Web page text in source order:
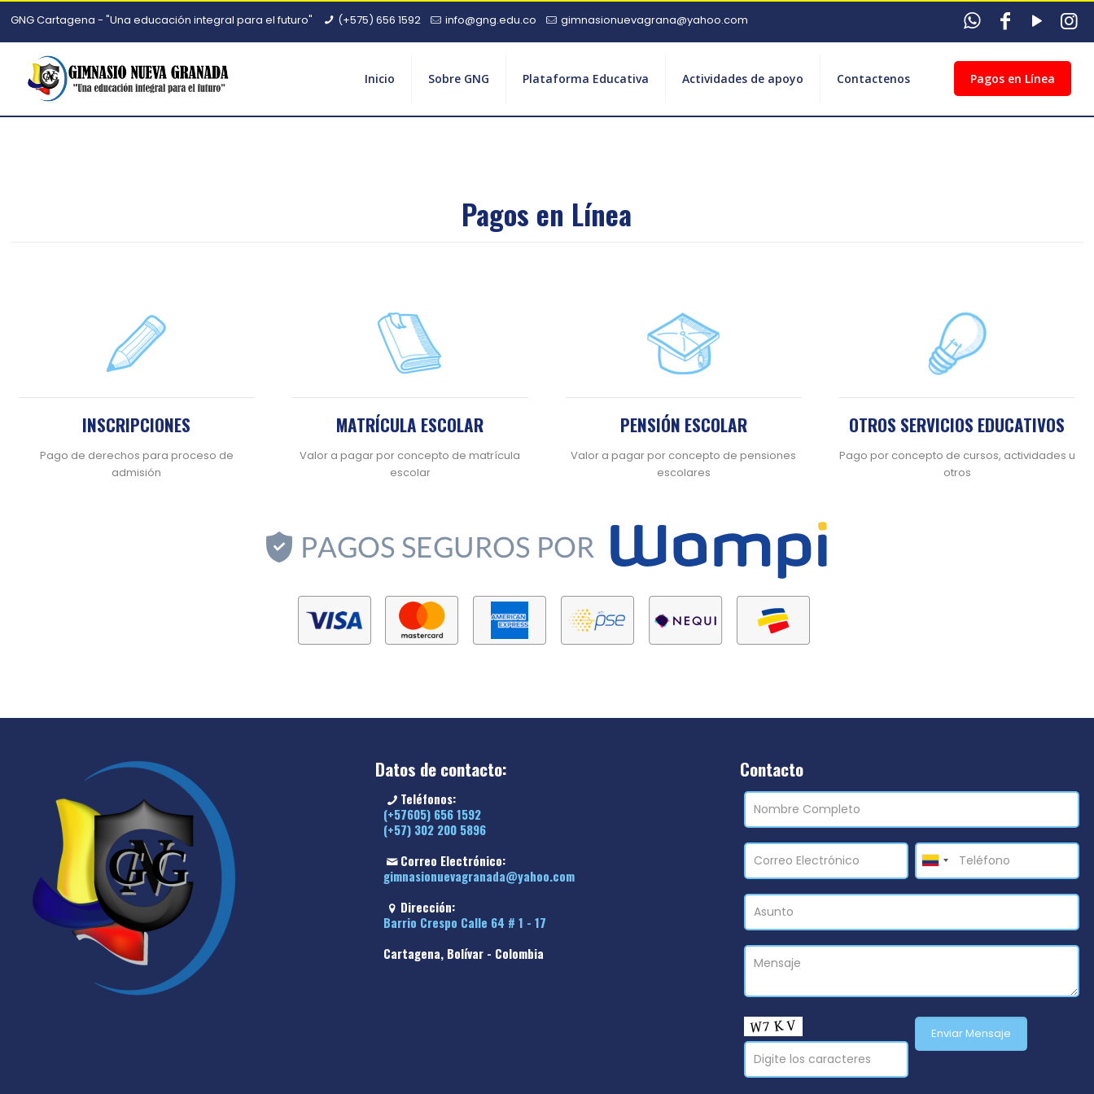
GNG Cartagena - "Una educación integral para el futuro" (+575) 656 1592 info@gng.edu.co gimnasionuevagrana@yahoo.com
Inicio Sobre GNG Plataforma Educativa Actividades de apoyo Contactenos Pagos en Línea
Pagos en Línea
INSCRIPCIONES
Pago de derechos para proceso de
admisión
MATRÍCULA ESCOLAR
Valor a pagar por concepto de matrícula
escolar
PENSIÓN ESCOLAR
Valor a pagar por concepto de pensiones
escolares
OTROS SERVICIOS EDUCATIVOS
Pago por concepto de cursos, actividades u
otros
Datos de contacto:
Teléfonos:
(+57605) 656 1592
(+57) 302 200 5896
Correo Electrónico:
gimnasionuevagranada@yahoo.com
Dirección:
Barrio Crespo Calle 64 # 1 - 17
Cartagena, Bolívar - Colombia
Contacto